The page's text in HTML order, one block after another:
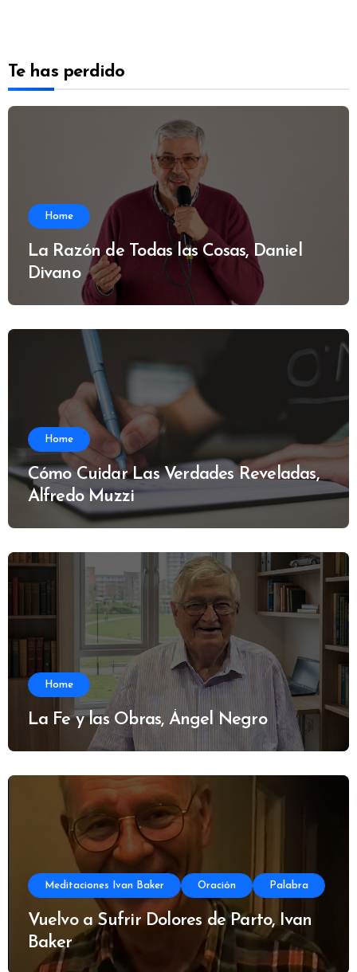
Te has perdido
Home
La Razón de Todas las Cosas, Daniel
Divano
Home
Cómo Cuidar Las Verdades Reveladas,
Alfredo Muzzi
Home
La Fe y las Obras, Ángel Negro
Meditaciones Ivan Baker Oración Palabra
Vuelvo a Sufrir Dolores de Parto, Ivan
Baker